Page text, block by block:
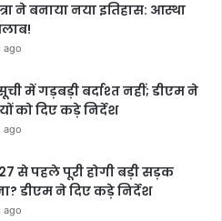
ने बनाया नया इतिहास: आस्था
ago
में गड़बड़ी बर्दाश्त नहीं; डीएम ने
को दिए कड़े निर्देश
ago
से पहले पूरी होगी बड़ी सड़क
डीएम ने दिए कड़े निर्देश
ago